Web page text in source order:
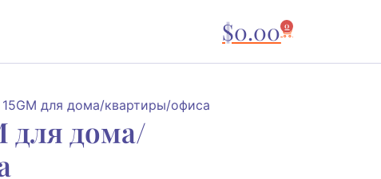
$0.00 0
для дома/квартиры/офиса
для дома/